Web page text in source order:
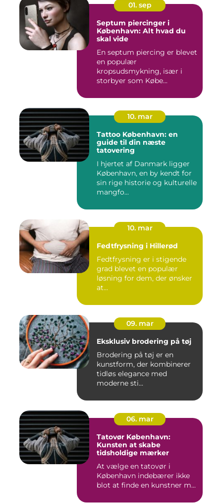
01. sep
Septum piercinger i
København: Alt hvad du
skal vide
En septum piercing er blevet
en populær
kropsudsmykning, især i
storbyer som Købe...
10. mar
Tattoo København: en
guide til din næste
tatovering
I hjertet af Danmark ligger
København, en by kendt for
sin rige historie og kulturelle
mangfo...
10. mar
Fedtfrysning i Hillerød
Fedtfrysning er i stigende
grad blevet en populær
løsning for dem, der ønsker
at...
09. mar
Eksklusiv brodering på tøj
Brodering på tøj er en
kunstform, der kombinerer
tidløs elegance med
moderne sti...
06. mar
Tatovør København:
Kunsten at skabe
tidsholdige mærker
At vælge en tatovør i
København indebærer ikke
blot at finde en kunstner m...